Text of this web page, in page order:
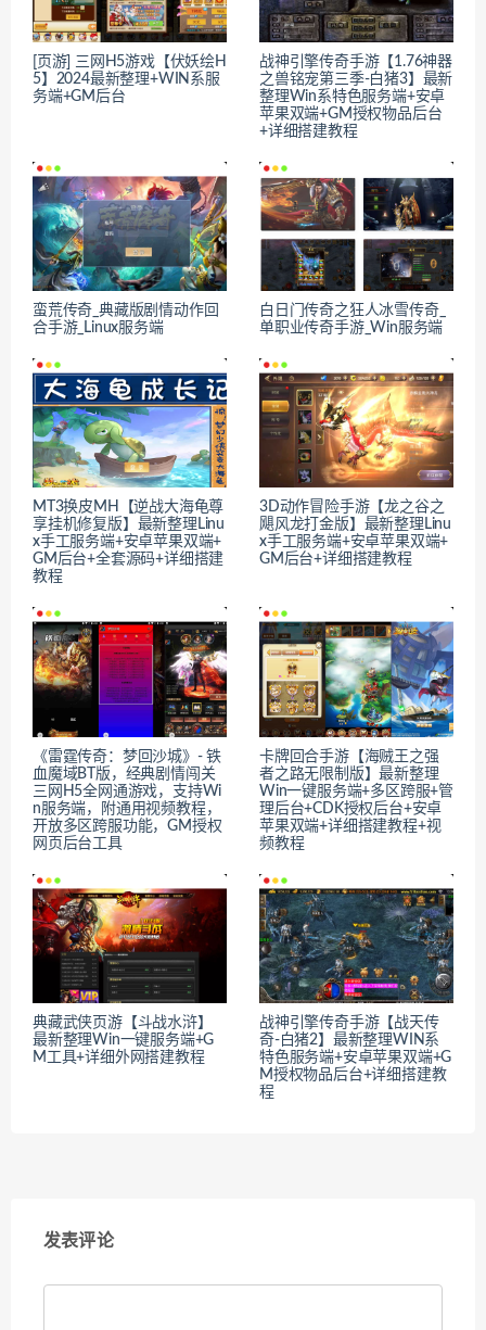
[页游] 三网H5游戏【伏妖绘H
5】2024最新整理+WIN系服
务端+GM后台
战神引擎传奇手游【1.76神器
之兽铭宠第三季-白猪3】最新
整理Win系特色服务端+安卓
苹果双端+GM授权物品后台
+详细搭建教程
蛮荒传奇_典藏版剧情动作回
合手游_Linux服务端
白日门传奇之狂人冰雪传奇_
单职业传奇手游_Win服务端
MT3换皮MH【逆战大海龟尊
享挂机修复版】最新整理Linu
x手工服务端+安卓苹果双端+
GM后台+全套源码+详细搭建
教程
3D动作冒险手游【龙之谷之
飓风龙打金版】最新整理Linu
x手工服务端+安卓苹果双端+
GM后台+详细搭建教程
《雷霆传奇：梦回沙城》- 铁
血魔域BT版，经典剧情闯关
三网H5全网通游戏，支持Wi
n服务端，附通用视频教程，
开放多区跨服功能，GM授权
网页后台工具
卡牌回合手游【海贼王之强
者之路无限制版】最新整理
Win一键服务端+多区跨服+管
理后台+CDK授权后台+安卓
苹果双端+详细搭建教程+视
频教程
典藏武侠页游【斗战水浒】
最新整理Win一键服务端+G
M工具+详细外网搭建教程
战神引擎传奇手游【战天传
奇-白猪2】最新整理WIN系
特色服务端+安卓苹果双端+G
M授权物品后台+详细搭建教
程
发表评论